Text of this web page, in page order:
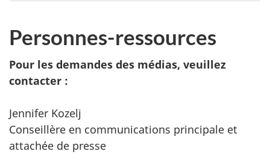
Personnes-ressources
Pour les demandes des médias, veuillez
contacter :
Jennifer Kozelj
Conseillère en communications principale et
attachée de presse